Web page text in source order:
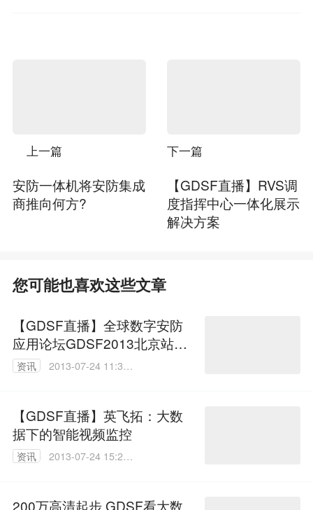
上一篇
安防一体机将安防集成
商推向何方?
下一篇
【GDSF直播】RVS调
度指挥中心一体化展示
解决方案
您可能也喜欢这些文章
【GDSF直播】全球数字安防
应用论坛GDSF2013北京站正
式开幕
资讯
2013-07-24 11:39:
【GDSF直播】英飞拓：大数
据下的智能视频监控
资讯
2013-07-24 15:22:
200万高清起步 GDSF看大数